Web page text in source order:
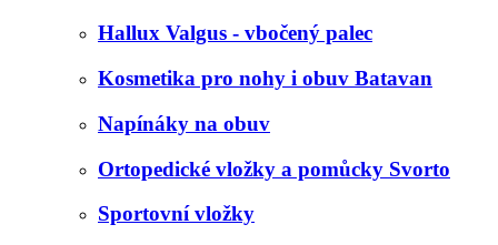
Hallux Valgus - vbočený palec
Kosmetika pro nohy i obuv Batavan
Napínáky na obuv
Ortopedické vložky a pomůcky Svorto
Sportovní vložky